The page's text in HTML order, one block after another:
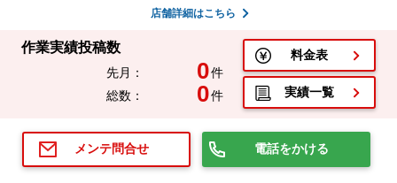
店舗詳細はこちら
作業実績投稿数
先月： 0件
総数：
0件
料金表
実績一覧
メンテ問合せ 電話をかける